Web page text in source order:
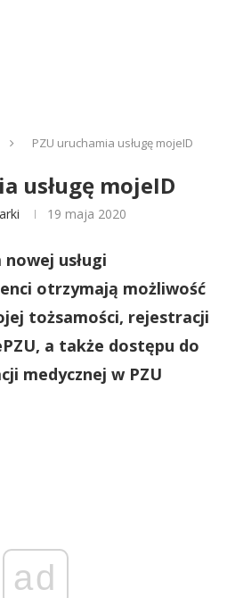
PZU uruchamia usługę mojeID
usługę mojeID
19 maja 2020
usługi
otrzymają możliwość
tożsamości, rejestracji
a także dostępu do
medycznej w PZU
ad